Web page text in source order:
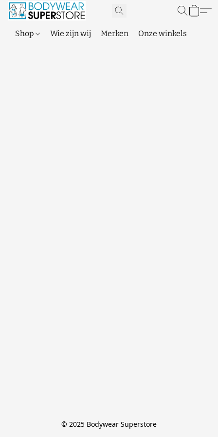
Shop Wie zijn wij Merken Onze winkels
© 2025 Bodywear Superstore